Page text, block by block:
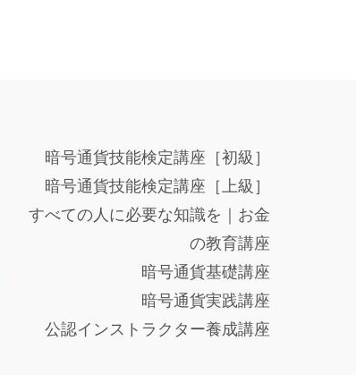
暗号通貨技能検定講座［初級］
暗号通貨技能検定講座［上級］
すべての人に必要な知識を｜お金
の教育講座
暗号通貨基礎講座
暗号通貨実践講座
公認インストラクター養成講座